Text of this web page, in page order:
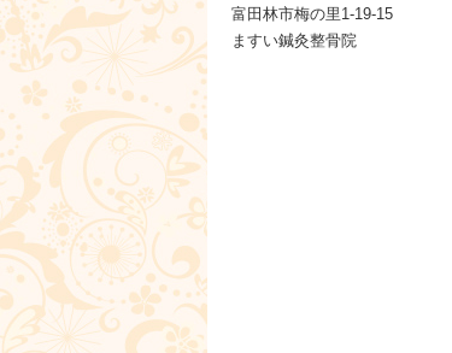
富田林市梅の里1-19-15
ますい鍼灸整骨院